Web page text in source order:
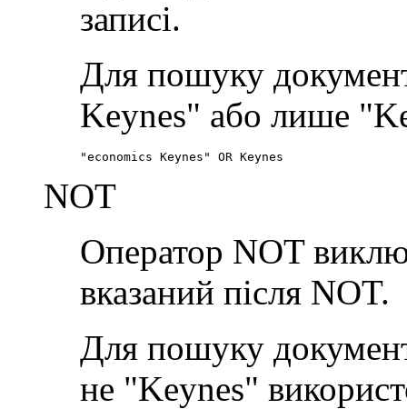
записі.
Для пошуку
Keynes" або лише
"economics Keynes" OR Keynes
NOT
Оператор NOT
вказаний після NOT.
Для пошуку
не "Keynes"